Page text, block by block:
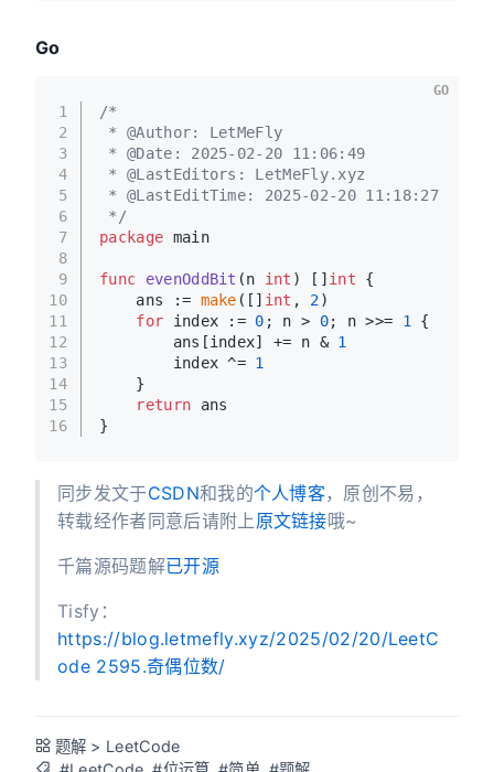
Go
1
2
3
4
5
6
7
8
9
10
11
12
13
14
15
16
/*
* @Author: LetMeFly
* @Date: 2025-02-20 11:06:49
* @LastEditors: LetMeFly.xyz
* @LastEditTime: 2025-02-20 11:18:27
*/
package main
func evenOddBit (n int ) [] int {
    ans :=
make ([] int , 2)
for index := 0 ; n > 0; n >>= 1
{
        ans[index] += n &
1
        index ^=
1
    }
return ans
}
GO
同步发文于CSDN和我的个人博客，原创不易，
转载经作者同意后请附上 原文链接哦~
千篇源码题解已开源
Tisfy：
https://blog.letmefly.xyz/2025/02/20/LeetC
ode 2595.奇偶位数/
题解 > LeetCode